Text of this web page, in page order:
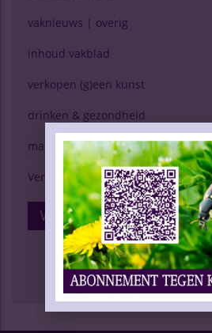
vaknieuws | overig
inhoud vakblad
verkopen (g)een kunst
drinken & gezondheid
marktspiegel
Verschijning Drinks Slijtersvakblad
Volg Ons Op Facebook